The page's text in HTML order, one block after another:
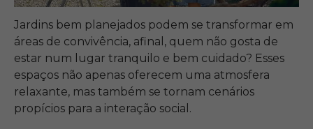
Jardins bem planejados podem se transformar em
áreas de convivência, afinal, quem não gosta de
estar num lugar tranquilo e bem cuidado? Esses
espaços não apenas oferecem uma atmosfera
relaxante, mas também se tornam cenários
propícios para a interação social.